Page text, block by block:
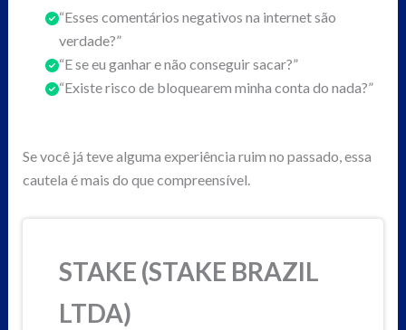
“Esses comentários negativos na internet são
verdade?”
“E se eu ganhar e não conseguir sacar?”
“Existe risco de bloquearem minha conta do nada?”
Se você já teve alguma experiência ruim no passado, essa
cautela é mais do que compreensível.
STAKE (STAKE BRAZIL
LTDA)